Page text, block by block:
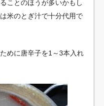
ことのほうが多いかもし
米のとぎ汁で十分代用で
めに唐辛子を1～3本入れ